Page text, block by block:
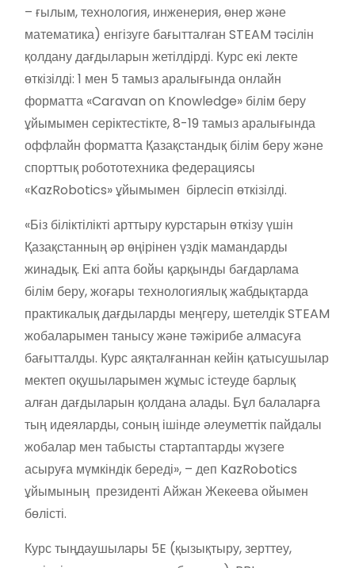
– ғылым, технология, инженерия, өнер және
математика) енгізуге бағытталған STEAM тәсілін
қолдану дағдыларын жетілдірді. Курс екі лекте
өткізілді: 1 мен 5 тамыз аралығында онлайн
форматта «Caravan on Knowledge» білім беру
ұйымымен серіктестікте, 8-19 тамыз аралығында
оффлайн форматта Қазақстандық білім беру және
спорттық робототехника федерациясы
«KazRobotics» ұйымымен бірлесіп өткізілді.
«Біз біліктілікті арттыру курстарын өткізу үшін
Қазақстанның әр өңірінен үздік мамандарды
жинадық. Екі апта бойы қарқынды бағдарлама
білім беру, жоғары технологиялық жабдықтарда
практикалық дағдыларды меңгеру, шетелдік STEAM
жобаларымен танысу және тәжірибе алмасуға
бағытталды. Курс аяқталғаннан кейін қатысушылар
мектеп оқушыларымен жұмыс істеуде барлық
алған дағдыларын қолдана алады. Бұл балаларға
тың идеяларды, соның ішінде әлеуметтік пайдалы
жобалар мен табысты стартаптарды жүзеге
асыруға мүмкіндік береді», – деп KazRobotics
ұйымының президенті Айжан Жекеева ойымен
бөлісті.
Курс тыңдаушылары 5E (қызықтыру, зерттеу,